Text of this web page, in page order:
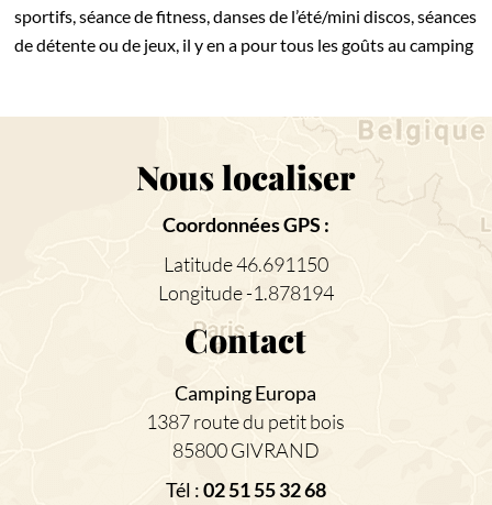
sportifs, séance de fitness, danses de l’été/mini discos, séances
de détente ou de jeux, il y en a pour tous les goûts au camping
Nous localiser
Coordonnées GPS :
Latitude 46.691150
Longitude -1.878194
Contact
Camping Europa
1387 route du petit bois
85800 GIVRAND
Tél :02 51 55 32 68